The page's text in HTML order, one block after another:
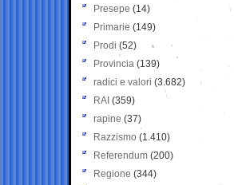
Presepe (14)
Primarie (149)
Prodi (52)
Provincia (139)
radici e valori (3.682)
RAI (359)
rapine (37)
Razzismo (1.410)
Referendum (200)
Regione (344)